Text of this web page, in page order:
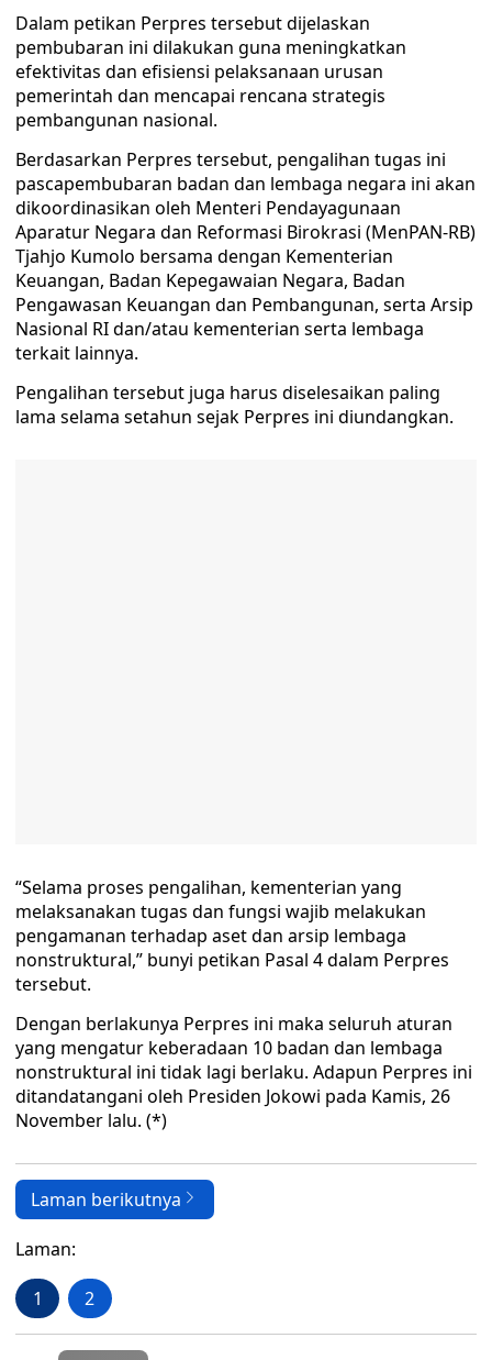
Dalam petikan Perpres tersebut dijelaskan
pembubaran ini dilakukan guna meningkatkan
efektivitas dan efisiensi pelaksanaan urusan
pemerintah dan mencapai rencana strategis
pembangunan nasional.
Berdasarkan Perpres tersebut, pengalihan tugas ini
pascapembubaran badan dan lembaga negara ini akan
dikoordinasikan oleh Menteri Pendayagunaan
Aparatur Negara dan Reformasi Birokrasi (MenPAN-RB)
Tjahjo Kumolo bersama dengan Kementerian
Keuangan, Badan Kepegawaian Negara, Badan
Pengawasan Keuangan dan Pembangunan, serta Arsip
Nasional RI dan/atau kementerian serta lembaga
terkait lainnya.
Pengalihan tersebut juga harus diselesaikan paling
lama selama setahun sejak Perpres ini diundangkan.
“Selama proses pengalihan, kementerian yang
melaksanakan tugas dan fungsi wajib melakukan
pengamanan terhadap aset dan arsip lembaga
nonstruktural,” bunyi petikan Pasal 4 dalam Perpres
tersebut.
Dengan berlakunya Perpres ini maka seluruh aturan
yang mengatur keberadaan 10 badan dan lembaga
nonstruktural ini tidak lagi berlaku. Adapun Perpres ini
ditandatangani oleh Presiden Jokowi pada Kamis, 26
November lalu. (*)
Laman berikutnya
Laman:
1 2